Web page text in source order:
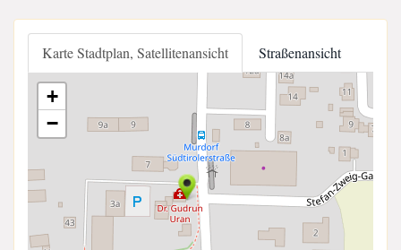
Karte Stadtplan, Satellitenansicht Straßenansicht
+
−